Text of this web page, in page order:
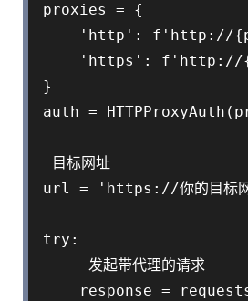
proxies = {
'http': f'http://
'https': f'http://
}
auth =
目标网址
url = 'https://你的目标
try:
     发起带代理的请求
response =